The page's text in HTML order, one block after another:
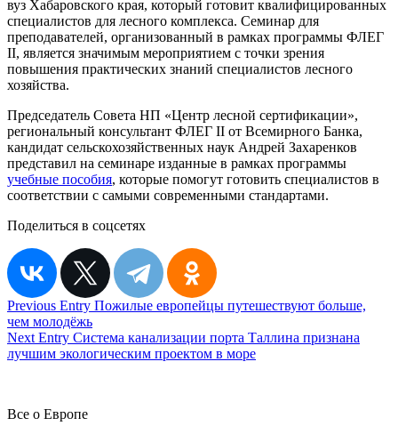
вуз Хабаровского края, который готовит квалифицированных
специалистов для лесного комплекса. Семинар для
преподавателей, организованный в рамках программы ФЛЕГ
II, является значимым мероприятием с точки зрения
повышения практических знаний специалистов лесного
хозяйства.
Председатель Совета НП «Центр лесной сертификации»,
региональный консультант ФЛЕГ II от Всемирного Банка,
кандидат сельскохозяйственных наук Андрей Захаренков
представил на семинаре изданные в рамках программы
учебные пособия, которые помогут готовить специалистов в
соответствии с самыми современными стандартами.
Поделиться в соцсетях
Навигация
по
записям
Previous Entry Пожилые европейцы путешествуют больше,
чем молодёжь
Next Entry Система канализации порта Таллина признана
лучшим экологическим проектом в море
Все о Европе